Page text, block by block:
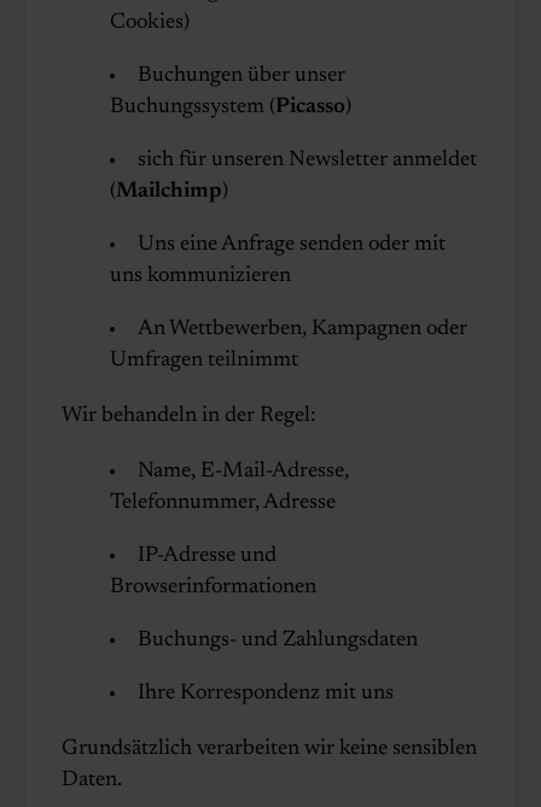
Cookies)
Buchungen über unser
Buchungssystem (Picasso)
sich für unseren Newsletter anmeldet
(Mailchimp)
Uns eine Anfrage senden oder mit
uns kommunizieren
An Wettbewerben, Kampagnen oder
Umfragen teilnimmt
Wir behandeln in der Regel:
Name, E-Mail-Adresse,
Telefonnummer, Adresse
IP-Adresse und
Browserinformationen
Buchungs- und Zahlungsdaten
Ihre Korrespondenz mit uns
Grundsätzlich verarbeiten wir keine sensiblen
Daten.